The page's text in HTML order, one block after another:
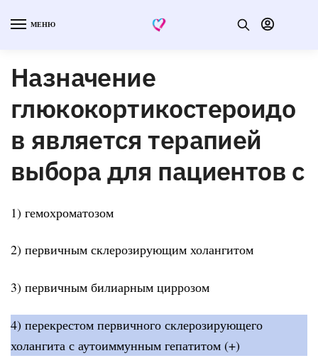
МЕНЮ
Назначение
глюкокортикостероидо
в является терапией
выбора для пациентов с
1) гемохроматозом
2) первичным склерозирующим холангитом
3) первичным билиарным циррозом
4) перекрестом первичного склерозирующего
холангита с аутоиммунным гепатитом (+)